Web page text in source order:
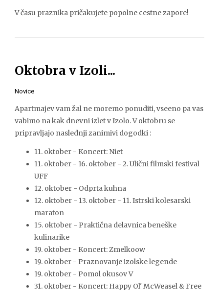
V času praznika pričakujete popolne cestne zapore!
Oktobra v Izoli...
Novice
Apartmajev vam žal ne moremo ponuditi, vseeno pa vas
vabimo na kak dnevni izlet v Izolo. V oktobru se
pripravljajo naslednji zanimivi dogodki :
11. oktober - Koncert: Niet
11. oktober - 16. oktober - 2. Ulični filmski festival
UFF
12. oktober - Odprta kuhna
12. oktober - 13. oktober - 11. Istrski kolesarski
maraton
15. oktober - Praktična delavnica beneške
kulinarike
19. oktober - Koncert: Zmelkoow
19. oktober - Praznovanje izolske legende
19. oktober - Pomol okusov V
31. oktober - Koncert: Happy Ol' McWeasel & Free